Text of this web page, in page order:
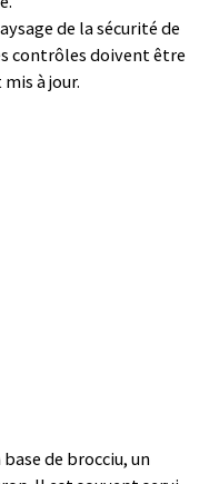
de la sécurité de
contrôles doivent être
à jour.
de brocciu, un